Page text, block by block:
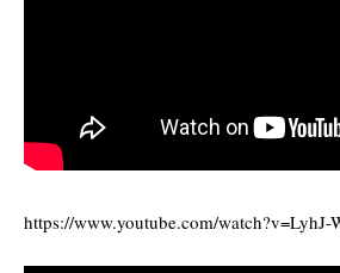
https://www.youtube.com/watch?v=LyhJ-